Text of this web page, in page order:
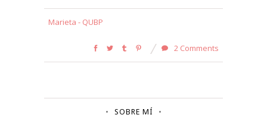
Marieta - QUBP
2 Comments
SOBRE MÍ